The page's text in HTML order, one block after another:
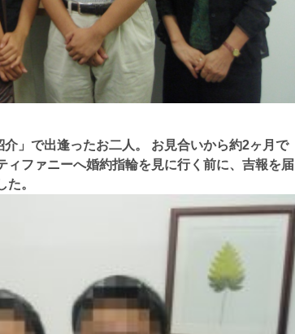
」で出逢ったお二人。 お見合いから約2ヶ月で
ィファニーへ婚約指輪を見に行く前に、吉報を届
。